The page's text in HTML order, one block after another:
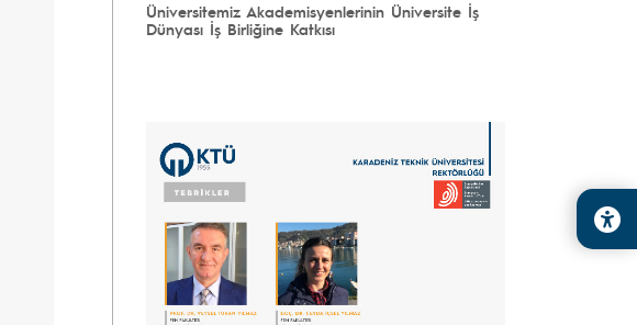
Üniversitemiz Akademisyenlerinin Üniversite İş
Dünyası İş Birliğine Katkısı